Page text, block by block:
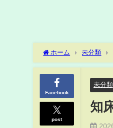
ホーム 未分類
Facebook
post
未分類
知